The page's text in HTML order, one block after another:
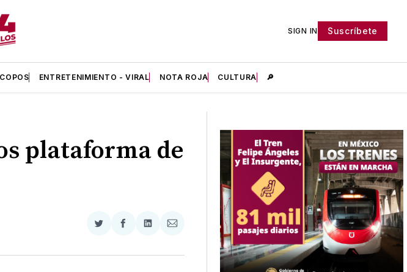
SIGN IN Suscríbete
ENTRETENIMIENTO - VIRAL NOTA ROJA CULTURA 🔎
plataforma de
Compartir
Twitter
Compartir
Facebook
Compartir
LinkedIn
Compartir
Email